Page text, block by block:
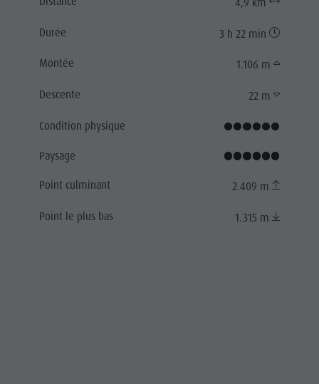
Durée 3 h 22 min
Montée 1.106 m
Descente 22 m
Condition physique
Paysage
Point culminant 2.409 m
Point le plus bas 1.315 m